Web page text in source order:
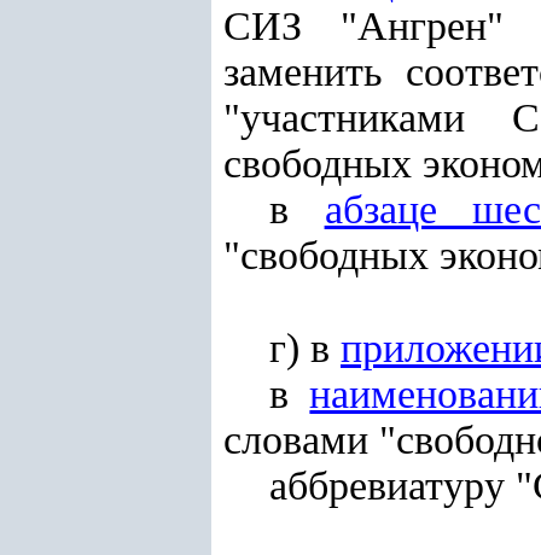
СИЗ "Ангрен"
заменить
"участниками
свободных
в абзаце
"свободных
г) в
в
словами
аббревиатуру